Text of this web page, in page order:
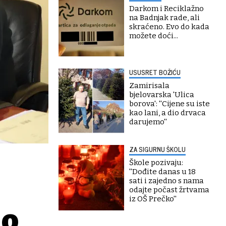
Darkom i Reciklažno
na Badnjak rade, ali
skraćeno. Evo do kada
možete doći...
USUSRET BOŽIĆU
Zamirisala
bjelovarska 'Ulica
borova': ''Cijene su iste
kao lani, a dio drvaca
darujemo''
ZA SIGURNU ŠKOLU
Škole pozivaju:
''Dođite danas u 18
sati i zajedno s nama
odajte počast žrtvama
iz OŠ Prečko''